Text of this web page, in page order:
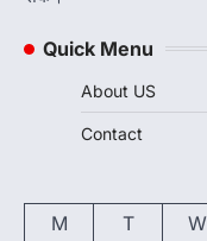
Quick Menu
About US
Contact
M
T W